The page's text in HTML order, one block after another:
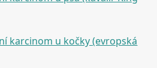
karcinom u kočky (evropská